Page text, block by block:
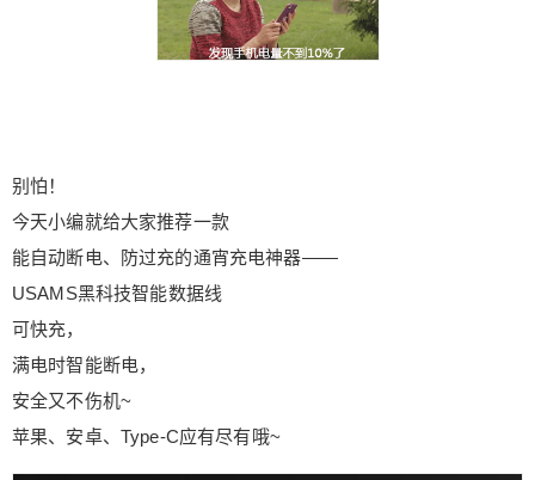
别怕！
今天小编就给大家推荐一款
能自动断电、防过充的通宵充电神器——
USAMS黑科技智能数据线
可快充，
满电时智能断电，
安全又不伤机~
苹果、安卓、Type-C应有尽有哦~
有这样的经历， 要充电时发现数据线缠绕、打结成
一团， 眼看着手机要关机了， 解数据线时，越解越
不怕冬天数据线硬化啦~ 用久了更不会变色变黄。
充电+传输二合一 USAMS数据线支持快速充电、
拷贝照片、同步资料同时进行。 充电时，数据传输
又快又稳定， 更不会弹出“未认证”窗口 兼容不同型
号的苹果手机 USAMS数据线可兼容不同型号的苹
果手机， 平板电脑也通用， 如果你有多台设备，
一根数据线全部搞定！ USAMS数据线使用说明 苹
果系统 ▼ 安卓系统 ▼ USAMS数据线还有一个贴心
设计， 充电时接头有亮灯， 方便夜间找手机， 而